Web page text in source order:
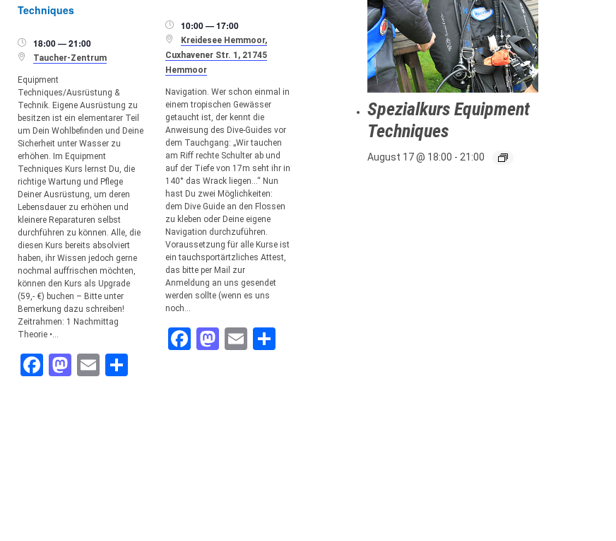
Techniques
 18:00 — 21:00
 Taucher-Zentrum
Equipment
Techniques/Ausrüstung &
Technik. Eigene Ausrüstung zu
besitzen ist ein elementarer Teil
um Dein Wohlbefinden und Deine
Sicherheit unter Wasser zu
erhöhen. Im Equipment
Techniques Kurs lernst Du, die
richtige Wartung und Pflege
Deiner Ausrüstung, um deren
Lebensdauer zu erhöhen und
kleinere Reparaturen selbst
durchführen zu können. Alle, die
diesen Kurs bereits absolviert
haben, ihr Wissen jedoch gerne
nochmal auffrischen möchten,
können den Kurs als Upgrade
(59,- €) buchen – Bitte unter
Bemerkung dazu schreiben!
Zeitrahmen: 1 Nachmittag
Theorie •…
Facebook
Mastodon
Email
 10:00 — 17:00

Kreidesee Hemmoor,
Cuxhavener Str. 1, 21745
Hemmoor
Navigation. Wer schon einmal in
einem tropischen Gewässer
getaucht ist, der kennt die
Anweisung des Dive-Guides vor
dem Tauchgang: „Wir tauchen
am Riff rechte Schulter ab und
auf der Tiefe von 17m seht ihr in
140° das Wrack liegen…“ Nun
hast Du zwei Möglichkeiten:
dem Dive Guide an den Flossen
zu kleben oder Deine eigene
Navigation durchzuführen.
Voraussetzung für alle Kurse ist
ein tauchsportärtzliches Attest,
das bitte per Mail zur
Anmeldung an uns gesendet
werden sollte (wenn es uns
noch…
Facebook
Mastodon
EmailTeilen
Spezialkurs Equipment
Techniques
August 17 @ 18:00 - 21:00